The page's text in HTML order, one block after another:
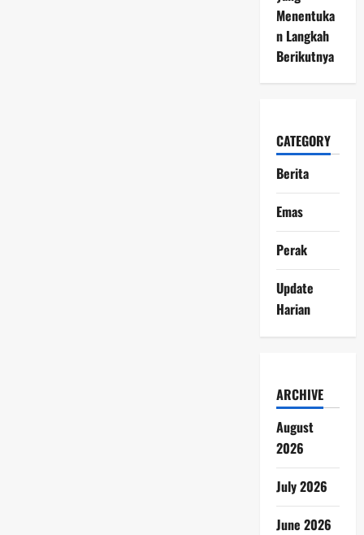
Menentuka
n Langkah
Berikutnya
CATEGORY
Berita
Emas
Perak
Update
Harian
ARCHIVE
August
2026
July 2026
June 2026